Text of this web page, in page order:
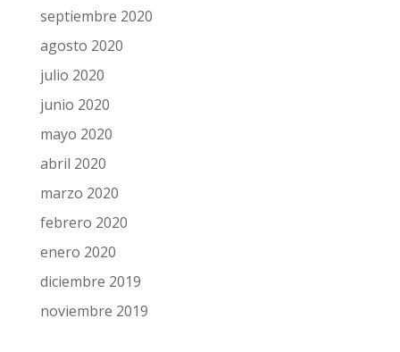
septiembre 2020
agosto 2020
julio 2020
junio 2020
mayo 2020
abril 2020
marzo 2020
febrero 2020
enero 2020
diciembre 2019
noviembre 2019